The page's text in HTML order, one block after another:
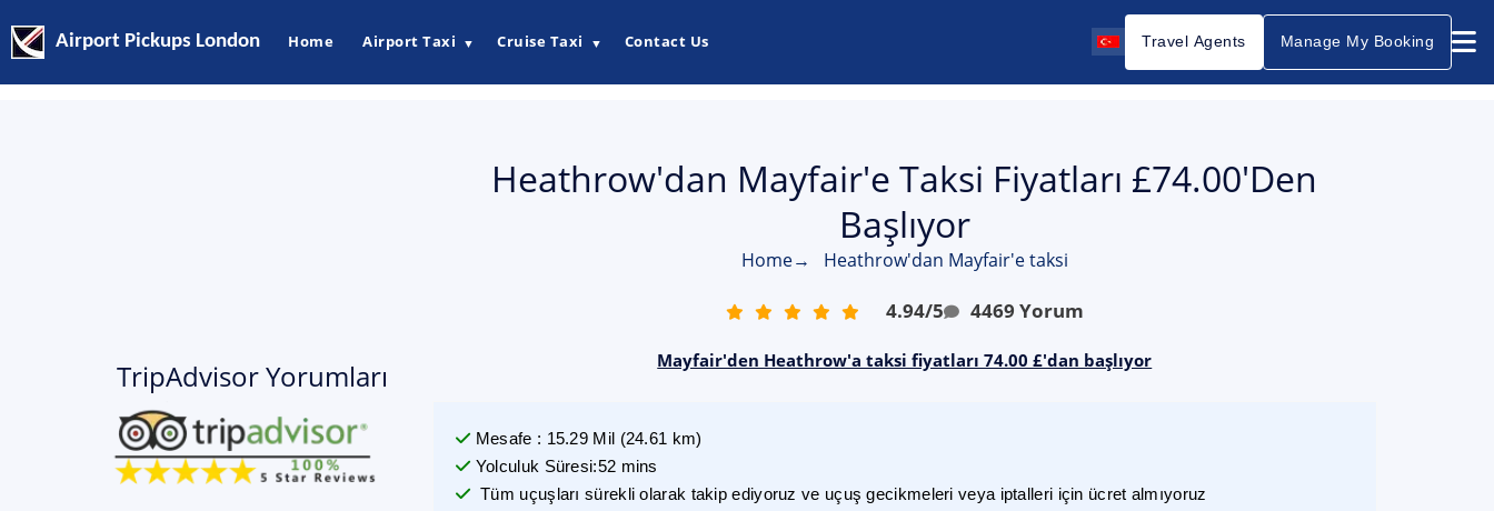
Airport Pickups London Home Airport Taxi ▼ Cruise Taxi ▼ Contact Us Travel Agents Manage My Booking
TripAdvisor Yorumları
Heathrow'dan Mayfair'e Taksi Fiyatları £74.00'den
Başlıyor
Home→ Heathrow'dan Mayfair'e taksi
4.94/5 4469 Yorum
Mayfair'den Heathrow'a taksi fiyatları 74.00 £'dan başlıyor
Mesafe : 15.29 Mil (24.61 km)
Yolculuk Süresi:52 mins
Tüm uçuşları sürekli olarak takip ediyoruz ve uçuş gecikmeleri veya iptalleri için ücret almıyoruz